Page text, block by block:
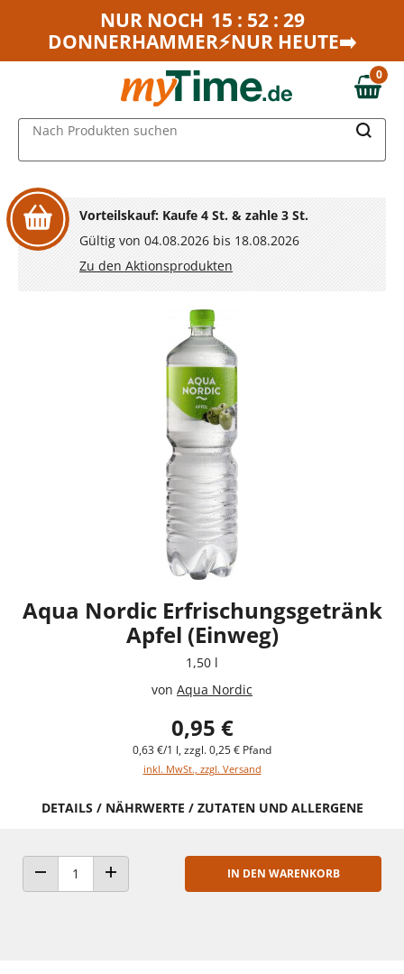
Zum Hauptinhalt springen
Zur Navigation springen
NUR NOCH 15 : 52 : 29
DONNERHAMMER⚡NUR HEUTE➡️
0,00 €
0
Nach Produkten suchen
Vorteilskauf: Kaufe 4 St. & zahle 3 St.
Gültig von 04.08.2026 bis 18.08.2026
Zu den Aktionsprodukten
Aqua Nordic Erfrischungsgetränk
Apfel (Einweg)
1,50 l
von Aqua Nordic
0,95 €
0,63 €/1 l, zzgl. 0,25 € Pfand
inkl. MwSt., zzgl. Versand
DETAILS / NÄHRWERTE / ZUTATEN UND ALLERGENE
ANZAHL VERRINGERNANZAHL ERHÖHEN
IN DEN WARENKORB